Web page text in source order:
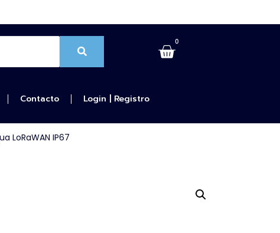
0
Contacto Login | Registro
LoRaWAN IP67